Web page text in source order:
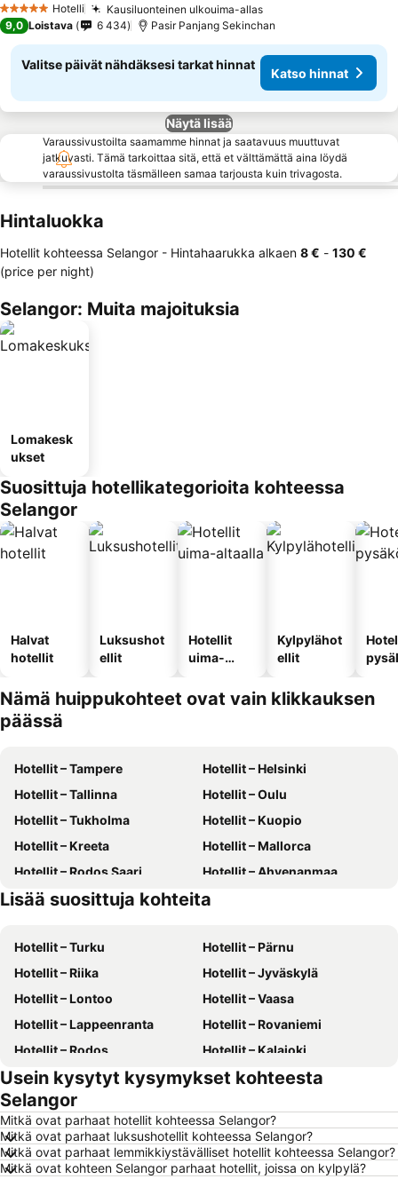
5 Tähtiluokitus
Hotelli Kausiluonteinen ulkouima-allas
9,0 Loistava 6 434 Pasir Panjang Sekinchan
Valitse päivät nähdäksesi tarkat hinnat
Katso hinnat
Näytä lisää
Varaussivustoilta saamamme hinnat ja saatavuus muuttuvat
jatkuvasti. Tämä tarkoittaa sitä, että et välttämättä aina löydä
varaussivustolta täsmälleen samaa tarjousta kuin trivagosta.
Hintaluokka
Hotellit kohteessa Selangor - Hintahaarukka alkaen ‎8 € - ‎130 €
(price per night)
Selangor: Muita majoituksia
Lomakesk
ukset
Suosittuja hotellikategorioita kohteessa
Selangor
Halvat
hotellit
Luksushot
ellit
Hotellit
uima-
Kylpylähot
ellit
Nämä huippukohteet ovat vain klikkauksen
päässä
Hotellit – Tampere
Hotellit – Helsinki
Hotellit – Tallinna
Hotellit – Oulu
Hotellit – Tukholma
Hotellit – Kuopio
Hotellit – Kreeta
Hotellit – Mallorca
Hotellit – Rodos Saari
Hotellit – Ahvenanmaa
Hotellit – Suomi
Hotellit – Gran Canaria
Lisää suosittuja kohteita
Hotellit – Turku
Hotellit – Pärnu
Hotellit – Riika
Hotellit – Jyväskylä
Hotellit – Lontoo
Hotellit – Vaasa
Hotellit – Lappeenranta
Hotellit – Rovaniemi
Hotellit – Rodos
Hotellit – Kalajoki
Hotellit – Alanya
Hotellit – Joensuu
Hotellit – Fuengirola
Hotellit – Savonlinna
Hotellit – Gdańsk
Hotellit – Lahti
Hotellit – Hämeenlinna
Usein kysytyt kysymykset kohteesta
Selangor
Mitkä ovat parhaat hotellit kohteessa Selangor?
Mitkä ovat parhaat luksushotellit kohteessa Selangor?
Mitkä ovat parhaat lemmikkiystävälliset hotellit kohteessa Selangor?
Mitkä ovat kohteen Selangor parhaat hotellit, joissa on kylpylä?